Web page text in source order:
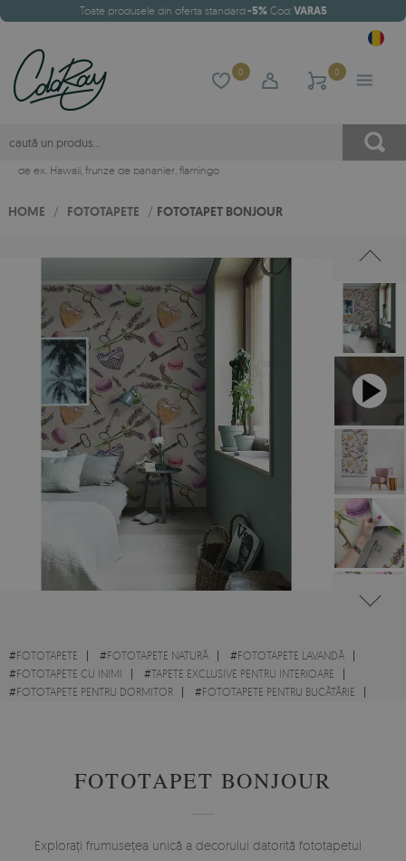
Toate produsele din oferta standard-5%Cod:VARA5
0 0
de ex. Hawaii, frunze de bananier, flamingo
HOME / FOTOTAPETE / FOTOTAPET BONJOUR
#FOTOTAPETE #FOTOTAPETE NATURĂ #FOTOTAPETE LAVANDĂ
#FOTOTAPETE CU INIMI #TAPETE EXCLUSIVE PENTRU INTERIOARE
#FOTOTAPETE PENTRU DORMITOR #FOTOTAPETE PENTRU BUCĂTĂRIE
FOTOTAPET BONJOUR
Explorați frumusețea unică a decorului datorită fototapetului